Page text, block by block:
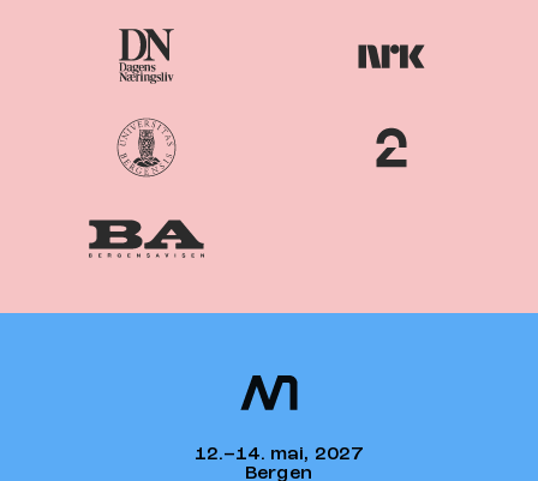
12.–14. mai, 2027
Bergen